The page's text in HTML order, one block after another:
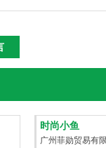
时尚小鱼
广州菲勋贸易有